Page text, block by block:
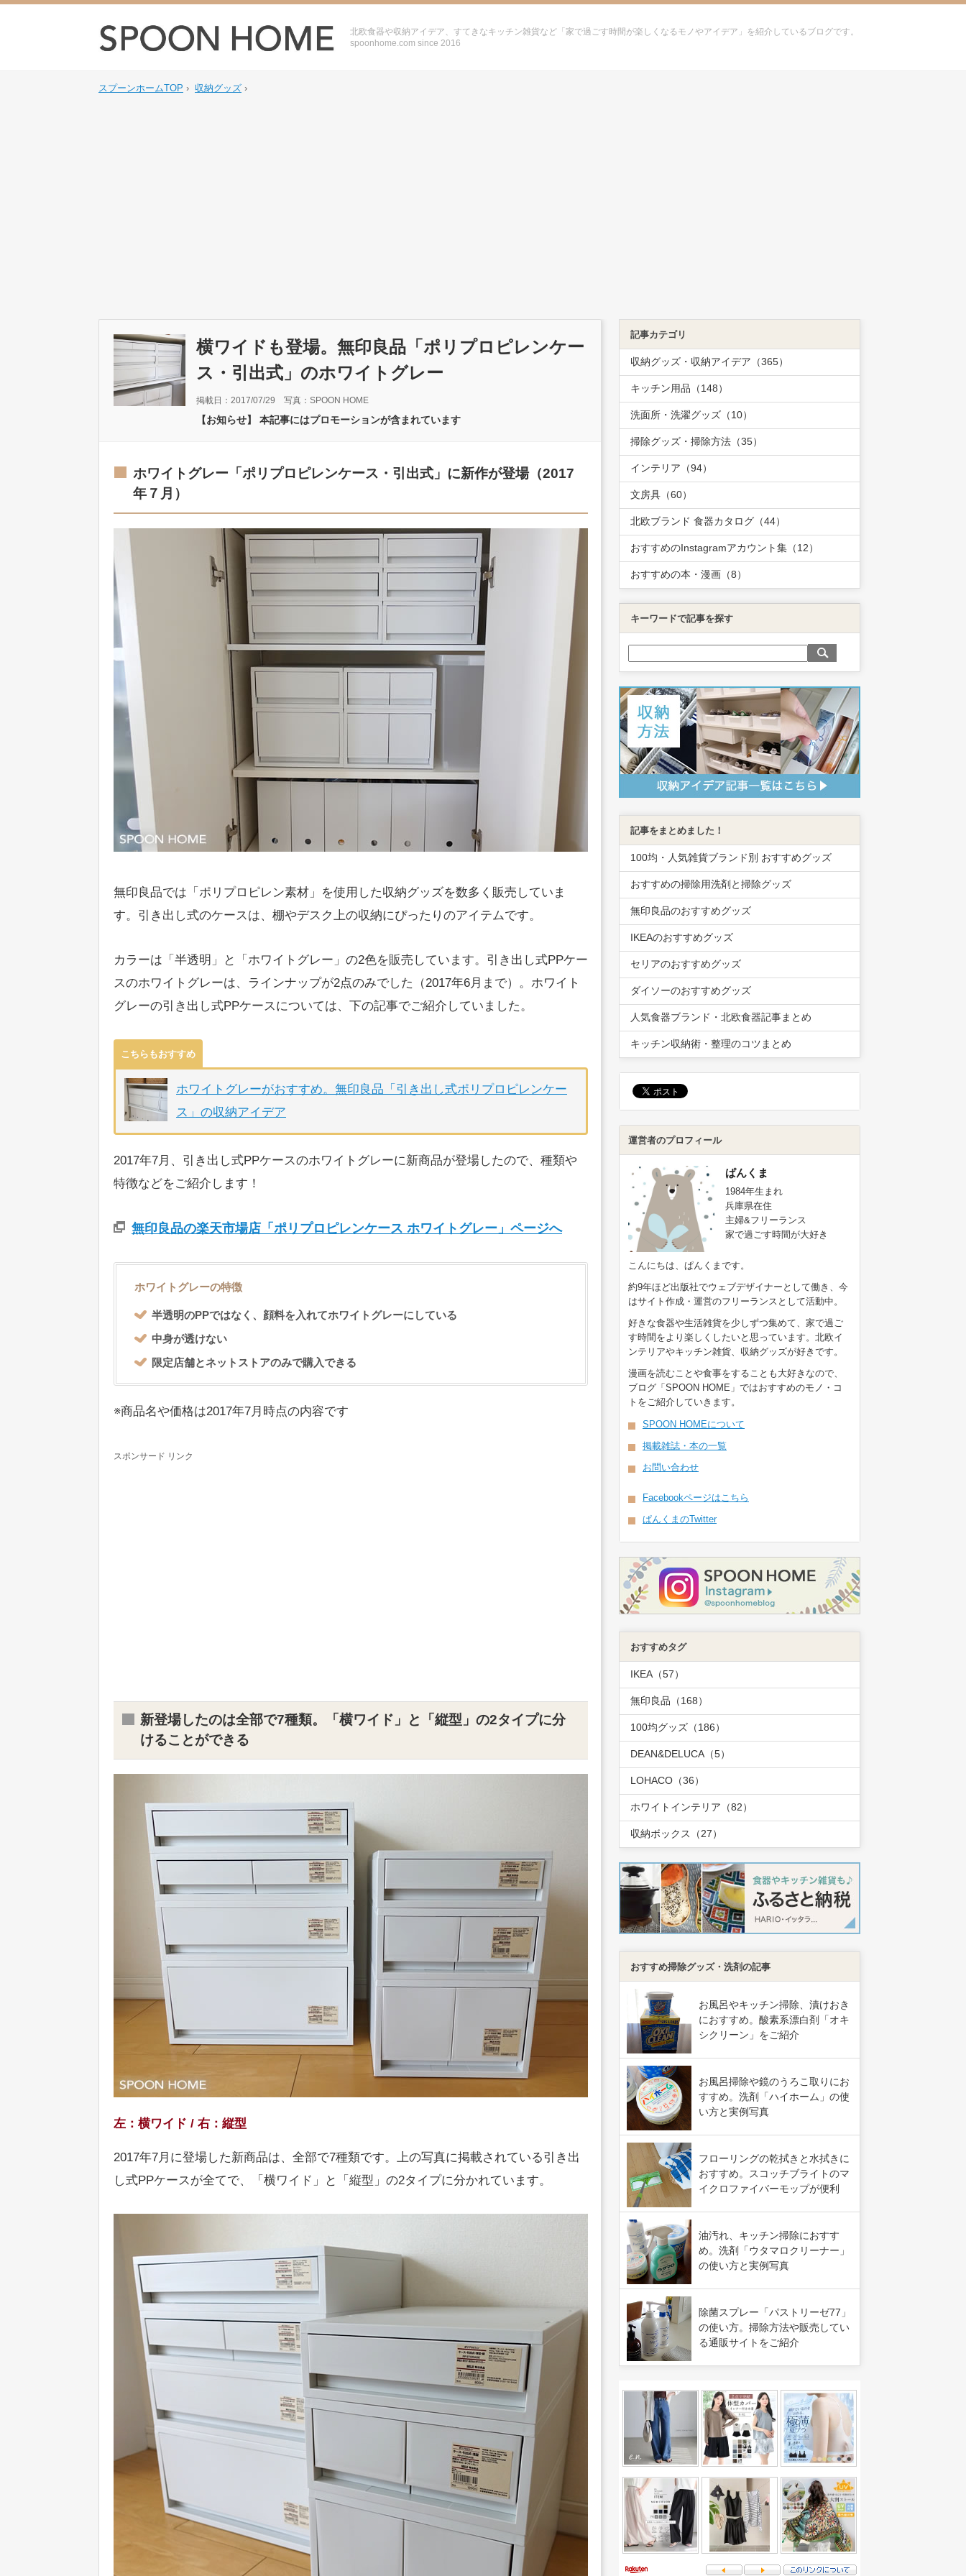
北欧食器や収納アイデア、すてきなキッチン雑貨など「家で過ごす時間が楽しくなるモノやアイデア」を紹介しているブログです。
spoonhome.com since 2016
スプーンホームTOP › 収納グッズ ›
横ワイドも登場。無印良品「ポリプロピレンケー
ス・引出式」のホワイトグレー
掲載日：2017/07/29 写真：SPOON HOME
【お知らせ】 本記事にはプロモーションが含まれています
ホワイトグレー「ポリプロピレンケース・引出式」に新作が登場（2017
年７月）
無印良品では「ポリプロピレン素材」を使用した収納グッズを数多く販売していま
す。引き出し式のケースは、棚やデスク上の収納にぴったりのアイテムです。
カラーは「半透明」と「ホワイトグレー」の2色を販売しています。引き出し式PPケー
スのホワイトグレーは、ラインナップが2点のみでした（2017年6月まで）。ホワイト
グレーの引き出し式PPケースについては、下の記事でご紹介していました。
こちらもおすすめ
ホワイトグレーがおすすめ。無印良品「引き出し式ポリプロピレンケー
ス」の収納アイデア
2017年7月、引き出し式PPケースのホワイトグレーに新商品が登場したので、種類や
特徴などをご紹介します！
無印良品の楽天市場店「ポリプロピレンケース ホワイトグレー」ページへ
ホワイトグレーの特徴
半透明のPPではなく、顔料を入れてホワイトグレーにしている
中身が透けない
限定店舗とネットストアのみで購入できる
※商品名や価格は2017年7月時点の内容です
スポンサード リンク
新登場したのは全部で7種類。「横ワイド」と「縦型」の2タイプに分
けることができる
左：横ワイド / 右：縦型
2017年7月に登場した新商品は、全部で7種類です。上の写真に掲載されている引き出
し式PPケースが全てで、「横ワイド」と「縦型」の2タイプに分かれています。
記事カテゴリ
収納グッズ・収納アイデア（365）
キッチン用品（148）
洗面所・洗濯グッズ（10）
掃除グッズ・掃除方法（35）
インテリア（94）
文房具（60）
北欧ブランド 食器カタログ（44）
おすすめのInstagramアカウント集（12）
おすすめの本・漫画（8）
キーワードで記事を探す
記事をまとめました！
100均・人気雑貨ブランド別 おすすめグッズ
おすすめの掃除用洗剤と掃除グッズ
無印良品のおすすめグッズ
IKEAのおすすめグッズ
セリアのおすすめグッズ
ダイソーのおすすめグッズ
人気食器ブランド・北欧食器記事まとめ
キッチン収納術・整理のコツまとめ
運営者のプロフィール
ぱんくま
1984年生まれ
兵庫県在住
主婦&フリーランス
家で過ごす時間が大好き
こんにちは、ぱんくまです。
約9年ほど出版社でウェブデザイナーとして働き、今
はサイト作成・運営のフリーランスとして活動中。
好きな食器や生活雑貨を少しずつ集めて、家で過ご
す時間をより楽しくしたいと思っています。北欧イ
ンテリアやキッチン雑貨、収納グッズが好きです。
漫画を読むことや食事をすることも大好きなので、
ブログ「SPOON HOME」ではおすすめのモノ・コ
トをご紹介していきます。
SPOON HOMEについて
掲載雑誌・本の一覧
お問い合わせ
Facebookページはこちら
ぱんくまのTwitter
おすすめタグ
IKEA（57）
無印良品（168）
100均グッズ（186）
DEAN&DELUCA（5）
LOHACO（36）
ホワイトインテリア（82）
収納ボックス（27）
おすすめ掃除グッズ・洗剤の記事
お風呂やキッチン掃除、漬けおき
におすすめ。酸素系漂白剤「オキ
シクリーン」をご紹介
お風呂掃除や鏡のうろこ取りにお
すすめ。洗剤「ハイホーム」の使
い方と実例写真
フローリングの乾拭きと水拭きに
おすすめ。スコッチブライトのマ
イクロファイバーモップが便利
油汚れ、キッチン掃除におすす
め。洗剤「ウタマロクリーナー」
の使い方と実例写真
除菌スプレー「パストリーゼ77」
の使い方。掃除方法や販売してい
る通販サイトをご紹介